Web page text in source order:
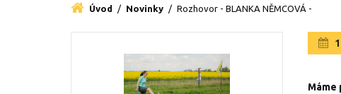
Úvod / Novinky / Rozhovor - BLANKA NĚMCOVÁ -
Máme